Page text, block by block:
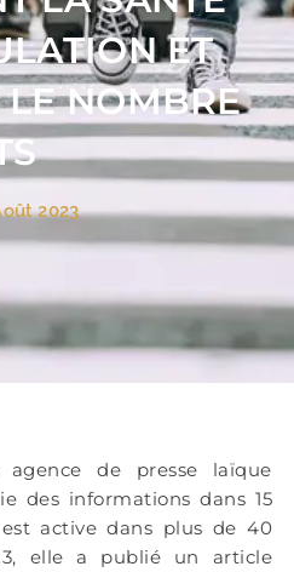
ET
NOMBRE
2023
de presse laïque
des informations dans 15
active dans plus de 40
elle a publié un article